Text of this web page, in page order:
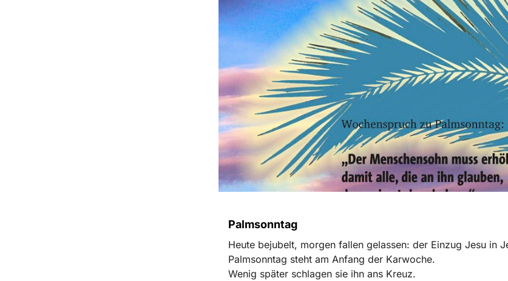
Palmsonntag
Heute bejubelt, morgen fallen gelassen: der Einzug Jesu in
Palmsonntag steht am Anfang der Karwoche.
Wenig später schlagen sie ihn ans Kreuz.